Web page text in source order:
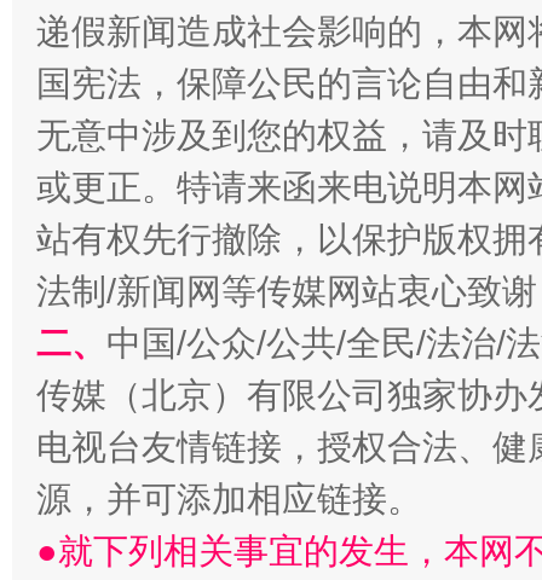
揭开“小金库”的免责幌子
受贿1.44亿！段成刚被判无期 从幼
递假新闻造成社会影响的，本
国宪法，保障公民的言论自由
无意中涉及到您的权益，请及
或更正。特请来函来电说明本
站有权先行撤除，以保护版权
法制/新闻网等传媒网站衷心致
二、 中国/公众/公共/全民/法治/
传媒（北京）有限公司独家协
电视台友情链接，授权合法、
源，并可添加相应链接。
●就下列相关事宜的发生，本网